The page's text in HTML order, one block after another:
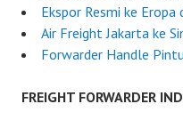
Ekspor Resmi ke Eropa
Air Freight Jakarta ke
Forwarder Handle Pintu
FREIGHT FORWARDER